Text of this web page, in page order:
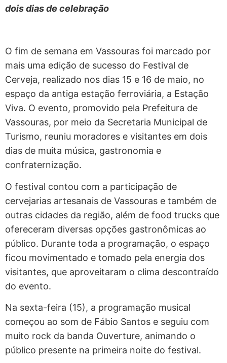
dois dias de celebração
O fim de semana em Vassouras foi marcado por
mais uma edição de sucesso do Festival de
Cerveja, realizado nos dias 15 e 16 de maio, no
espaço da antiga estação ferroviária, a Estação
Viva. O evento, promovido pela Prefeitura de
Vassouras, por meio da Secretaria Municipal de
Turismo, reuniu moradores e visitantes em dois
dias de muita música, gastronomia e
confraternização.
O festival contou com a participação de
cervejarias artesanais de Vassouras e também de
outras cidades da região, além de food trucks que
ofereceram diversas opções gastronômicas ao
público. Durante toda a programação, o espaço
ficou movimentado e tomado pela energia dos
visitantes, que aproveitaram o clima descontraído
do evento.
Na sexta-feira (15), a programação musical
começou ao som de Fábio Santos e seguiu com
muito rock da banda Ouverture, animando o
público presente na primeira noite do festival.